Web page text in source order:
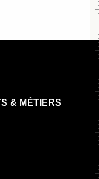
& MÉTIERS